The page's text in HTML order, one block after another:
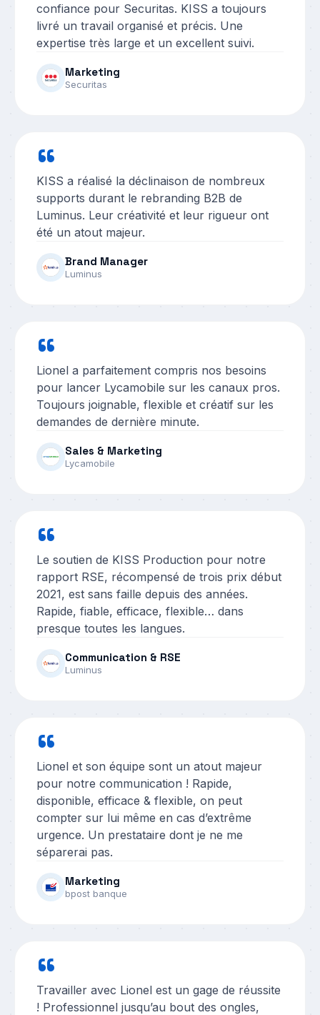
confiance pour Securitas. KISS a toujours
livré un travail organisé et précis. Une
expertise très large et un excellent suivi.
Marketing
Securitas
“
KISS a réalisé la déclinaison de nombreux
supports durant le rebranding B2B de
Luminus. Leur créativité et leur rigueur ont
été un atout majeur.
Brand Manager
Luminus
“
Lionel a parfaitement compris nos besoins
pour lancer Lycamobile sur les canaux pros.
Toujours joignable, flexible et créatif sur les
demandes de dernière minute.
Sales & Marketing
Lycamobile
“
Le soutien de KISS Production pour notre
rapport RSE, récompensé de trois prix début
2021, est sans faille depuis des années.
Rapide, fiable, efficace, flexible… dans
presque toutes les langues.
Communication & RSE
Luminus
“
Lionel et son équipe sont un atout majeur
pour notre communication ! Rapide,
disponible, efficace & flexible, on peut
compter sur lui même en cas d’extrême
urgence. Un prestataire dont je ne me
séparerai pas.
Marketing
bpost banque
“
Travailler avec Lionel est un gage de réussite
! Professionnel jusqu’au bout des ongles,